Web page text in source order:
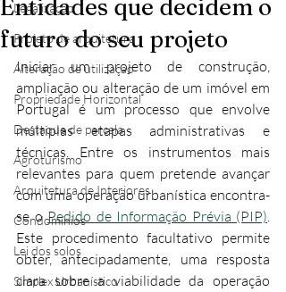
Legalização
Projeto de arquitetura
Alteração de utilização
Propriedade Horizontal
Destaque de parcela
Agroturismo
Arquitetura de Interiores
Condomínios
Lei dos solos
Simplex Urbanístico
Entidades que decidem o
futuro do seu projeto
Iniciar um projeto de construção,
ampliação ou alteração de um imóvel em
Portugal é um processo que envolve
múltiplas etapas administrativas e
técnicas. Entre os instrumentos mais
relevantes para quem pretende avançar
com uma operação urbanística encontra-
se o Pedido de Informação Prévia (PIP).
Este procedimento facultativo permite
obter, antecipadamente, uma resposta
clara sobre a viabilidade da operação